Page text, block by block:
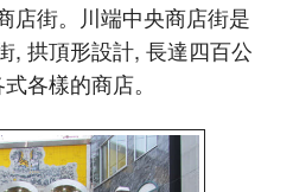
店街。川端中央商店街是
, 拱頂形設計, 長達四百公
各樣的商店。